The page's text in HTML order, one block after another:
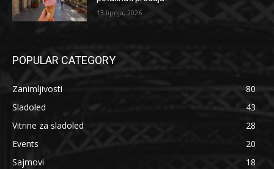
13 lipnja, 2026
POPULAR CATEGORY
Zanimljivosti
80
Sladoled
43
Vitrine za sladoled
28
Events
20
Sajmovi
18